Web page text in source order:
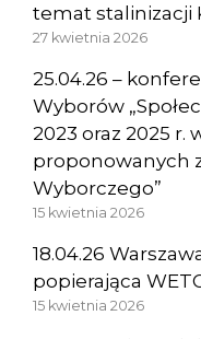
temat stalinizacji
27 kwietnia 2026
25.04.26 –
Wyborów
2023 oraz 2025 r.
proponowanych
Wyborczego”
15 kwietnia 2026
18.04.26
popierająca
15 kwietnia 2026